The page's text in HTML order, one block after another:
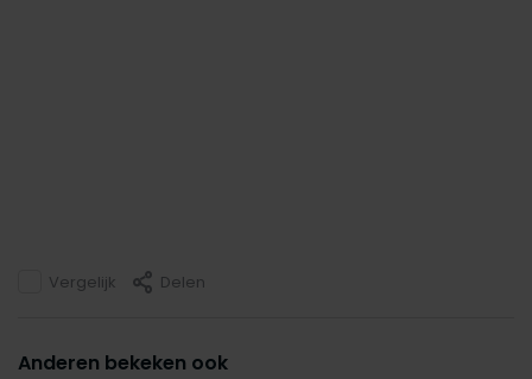
Vergelijk Delen
Anderen bekeken ook